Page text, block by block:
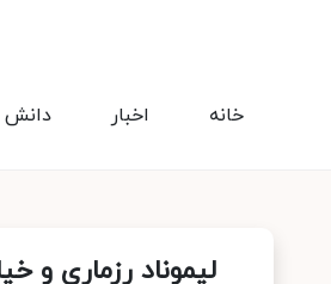
دانش اخبار خانه
لیموناد رزماری و